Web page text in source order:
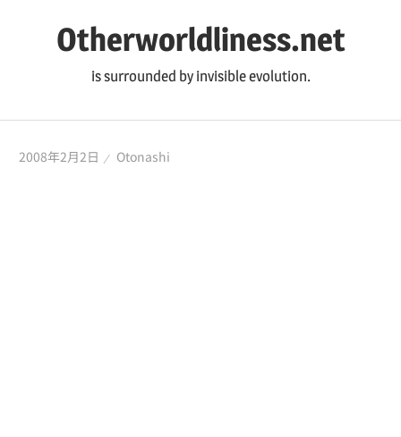
ツ
Otherworldliness.net
is surrounded by invisible evolution.
2008年2月2日 Otonashi